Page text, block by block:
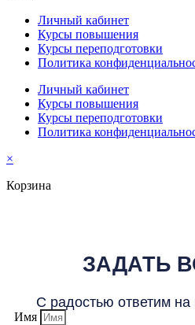
Личный кабинет
Курсы повышения
Курсы переподготовки
Политика
Личный кабинет
Курсы повышения
Курсы переподготовки
Политика
×
Корзина
ЗАДАТЬ
С радостью ответим
Имя